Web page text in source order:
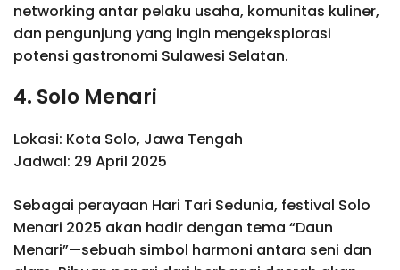
networking antar pelaku usaha, komunitas kuliner,
dan pengunjung yang ingin mengeksplorasi
potensi gastronomi Sulawesi Selatan.
4. Solo Menari
Lokasi: Kota Solo, Jawa Tengah
Jadwal: 29 April 2025
Sebagai perayaan Hari Tari Sedunia, festival Solo
Menari 2025 akan hadir dengan tema “Daun
Menari”—sebuah simbol harmoni antara seni dan